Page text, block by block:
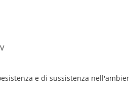
e di sussistenza